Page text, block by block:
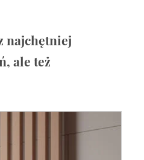
najchętniej
ale też